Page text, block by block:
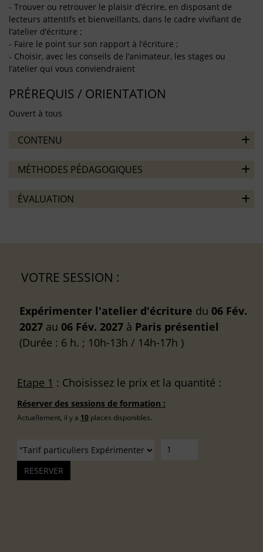
- Trouver ou retrouver le plaisir d’écrire, en disposant de
lecteurs attentifs et bienveillants, dans le cadre vivifiant de
l’atelier d’écriture ;
- Faire le point sur son rapport à l’écriture ;
- Choisir, avec les conseils de l’animateur, les stages ou
l’atelier qui vous conviendraient
PRÉREQUIS / ORIENTATION
Ouvert à tous
CONTENU
MÉTHODES PÉDAGOGIQUES
ÉVALUATION
VOTRE SESSION :
Expérimenter l'atelier d'écriture du 06 Fév.
2027 au 06 Fév. 2027 à Paris présentiel
(Durée : 6 h. ; 10h-13h / 14h-17h )
Etape 1 : Choisissez le prix et la quantité :
Réserver des sessions de formation :
Actuellement, il y a 10 places disponibles.